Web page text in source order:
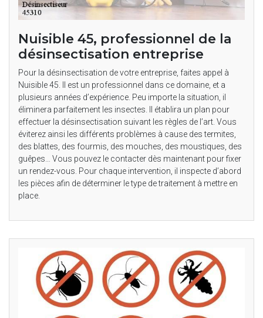
Nuisible 45, professionnel de la
désinsectisation entreprise
Pour la désinsectisation de votre entreprise, faites appel à
Nuisible 45. Il est un professionnel dans ce domaine, et a
plusieurs années d’expérience. Peu importe la situation, il
éliminera parfaitement les insectes. Il établira un plan pour
effectuer la désinsectisation suivant les règles de l’art. Vous
éviterez ainsi les différents problèmes à cause des termites,
des blattes, des fourmis, des mouches, des moustiques, des
guêpes… Vous pouvez le contacter dès maintenant pour fixer
un rendez-vous. Pour chaque intervention, il inspecte d’abord
les pièces afin de déterminer le type de traitement à mettre en
place.